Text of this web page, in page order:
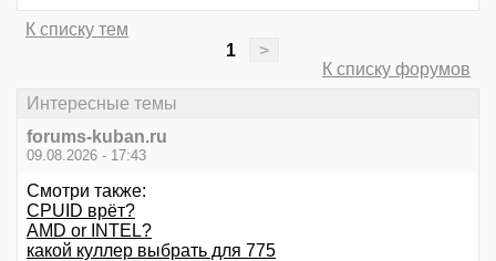
К списку тем
1
>
К списку форумов
Интересные темы
forums-kuban.ru
09.08.2026 - 17:43
Смотри также:
CPUID врёт?
AMD or INTEL?
какой куллер выбрать для 775